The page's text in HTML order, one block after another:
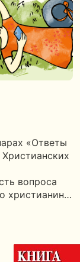
«Ответы
вопроса
христианин…